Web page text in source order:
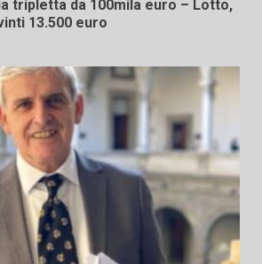
tripletta da 100mila euro – Lotto,
13.500 euro